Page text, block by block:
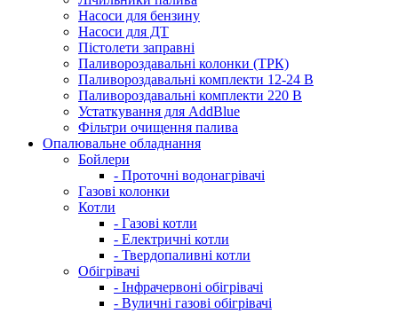
Насоси для бензину
Насоси для ДТ
Пістолети заправні
Паливороздавальні колонки (ТРК)
Паливороздавальні комплекти 12-24 В
Паливороздавальні комплекти 220 В
Устаткування для AddBlue
Фільтри очищення палива
Опалювальне обладнання
Бойлери
- Проточні водонагрівачі
Газові колонки
Котли
- Газові котли
- Електричні котли
- Твердопаливні котли
Обігрівачі
- Інфрачервоні обігрівачі
- Вуличні газові обігрівачі